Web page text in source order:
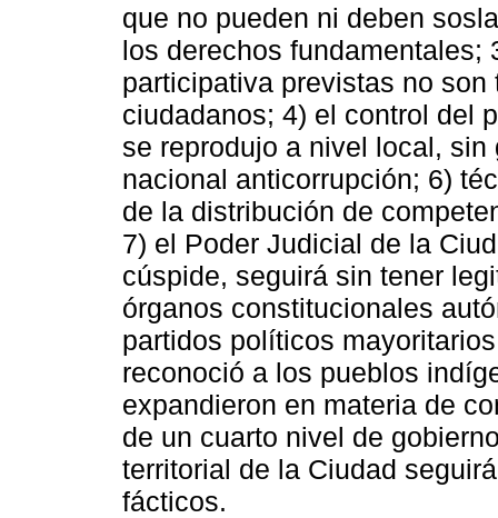
que no pueden ni deben
los derechos fundamentales;
participativa previstas no
ciudadanos; 4) el control del
se reprodujo a nivel local,
nacional anticorrupción; 6)
de la distribución de
7) el Poder Judicial de la
cúspide, seguirá sin tener
órganos constitucionales
partidos políticos
reconoció a los pueblos
expandieron en materia de
de un cuarto nivel de
territorial de la Ciudad
fácticos.